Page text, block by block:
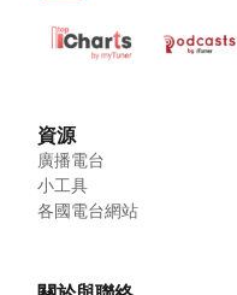
資源
廣播電台
小工具
各國電台網站